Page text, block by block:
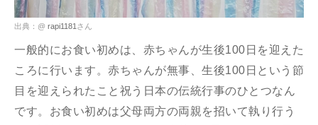
出典：@ rapi1181 さん
一般的にお食い初めは、赤ちゃんが生後100日を迎えた
ころに行います。赤ちゃんが無事、生後100日という節
目を迎えられたこと祝う日本の伝統行事のひとつなん
です。お食い初めは父母両方の両親を招いて執り行う